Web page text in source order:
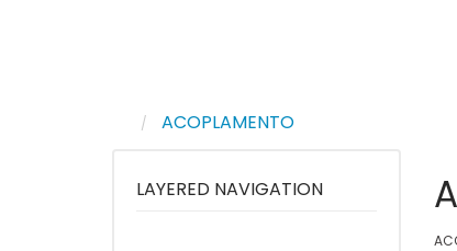
ACOPLAMENTO
LAYERED NAVIGATION